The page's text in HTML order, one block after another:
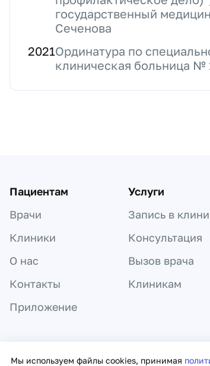
государственный
Сеченова
2021Ординатура по
клиническая больница
Мы используем файлы cookies, принимая
Пациентам
Врачи
Клиники
О нас
Контакты
Приложение
Услуги
Запись в
Консультация
Вызов врача
Клиникам